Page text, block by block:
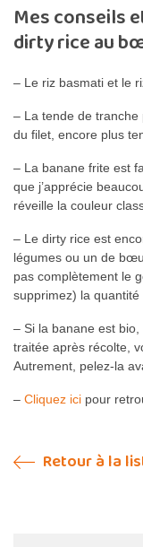
Mes conseils
dirty rice au
– Le riz basmati et le
– La tende de
du filet, encore plus
– La banane frite est
que j’apprécie
réveille la couleur
– Le dirty rice est
légumes ou un de
pas complètement le
supprimez) la quantité
– Si la banane est
traitée après récolte,
Autrement, pelez-la
– Cliquez ici pour
Retour à la